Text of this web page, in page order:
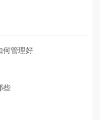
何管理好
些